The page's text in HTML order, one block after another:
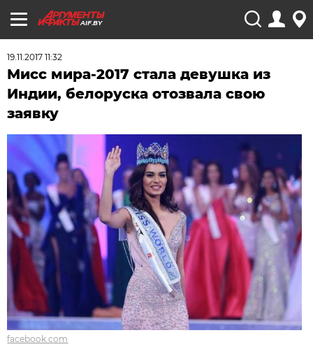
AIF.BY
19.11.2017 11:32
Мисс мира-2017 стала девушка из
Индии, белоруска отозвала свою
заявку
facebook.com